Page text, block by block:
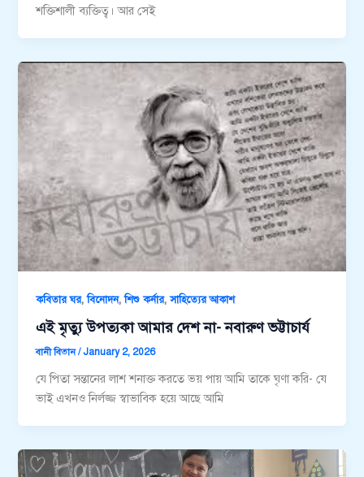
শক্তিশালী ব্যক্তিত্ব। আর সেই
কবিতার ঘর,বিনোদন,শিশু কর্নার,সাহিত্যের আকাশ
এই মৃত্যু উপত্যকা আমার দেশ না- নবারুণ ভট্টাচার্য
বানী বিতান/ January 2, 2026
যে পিতা সন্তানের লাশ শনাক্ত করতে ভয় পায় আমি তাকে ঘৃণা করি- যে
ভাই এখনও নির্লজ্জ স্বাভাবিক হয়ে আছে আমি